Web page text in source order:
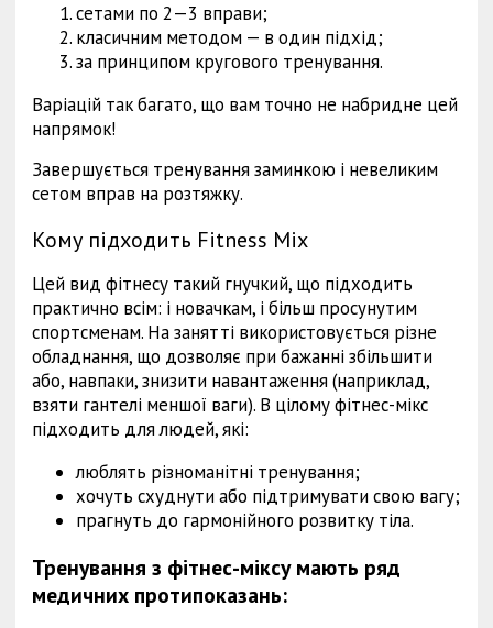
сетами по 2—3 вправи;
класичним методом — в один підхід;
за принципом кругового тренування.
Варіацій так багато, що вам точно не набридне цей
напрямок!
Завершується тренування заминкою і невеликим
сетом вправ на розтяжку.
Кому підходить Fitness Mix
Цей вид фітнесу такий гнучкий, що підходить
практично всім: і новачкам, і більш просунутим
спортсменам. На занятті використовується різне
обладнання, що дозволяє при бажанні збільшити
або, навпаки, знизити навантаження (наприклад,
взяти гантелі меншої ваги). В цілому фітнес-мікс
підходить для людей, які:
люблять різноманітні тренування;
хочуть схуднути або підтримувати свою вагу;
прагнуть до гармонійного розвитку тіла.
Тренування з фітнес-міксу мають ряд
медичних протипоказань: